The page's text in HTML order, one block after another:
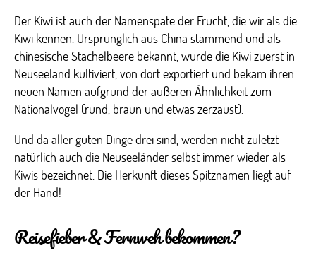
Der Kiwi ist auch der Namenspate der Frucht, die wir als die
Kiwi kennen. Ursprünglich aus China stammend und als
chinesische Stachelbeere bekannt, wurde die Kiwi zuerst in
Neuseeland kultiviert, von dort exportiert und bekam ihren
neuen Namen aufgrund der äußeren Ähnlichkeit zum
Nationalvogel (rund, braun und etwas zerzaust).
Und da aller guten Dinge drei sind, werden nicht zuletzt
natürlich auch die Neuseeländer selbst immer wieder als
Kiwis bezeichnet. Die Herkunft dieses Spitznamen liegt auf
der Hand!
Reisefieber & Fernweh bekommen?